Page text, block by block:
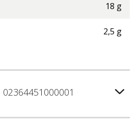
18 g
2,5 g
02364451000001